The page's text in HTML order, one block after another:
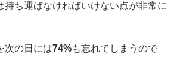
持ち運ばなければいけない点が非常に
次の日には74%も忘れてしまうので